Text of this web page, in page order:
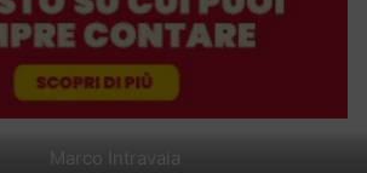
Marco Intravaia